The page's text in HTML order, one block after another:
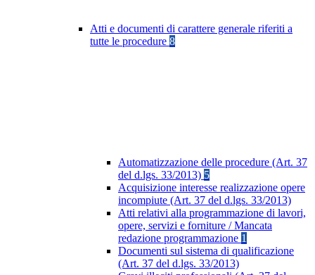
Atti e documenti di carattere generale riferiti a
tutte le procedure 8
Automatizzazione delle procedure (Art. 37
del d.lgs. 33/2013) 5
Acquisizione interesse realizzazione opere
incompiute (Art. 37 del d.lgs. 33/2013)
Atti relativi alla programmazione di lavori,
opere, servizi e forniture / Mancata
redazione programmazione 1
Documenti sul sistema di qualificazione
(Art. 37 del d.lgs. 33/2013)